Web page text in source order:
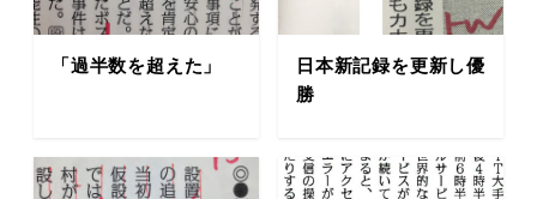
「過半数を超えた」
日本新記録を更新し優
勝